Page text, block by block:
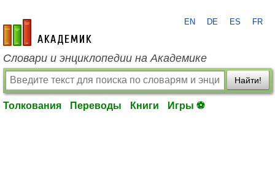
academic.ru
EN DE ES FR
Словари и энциклопедии на Академике
Найти!
Толкования Переводы Книги Игры ⚽